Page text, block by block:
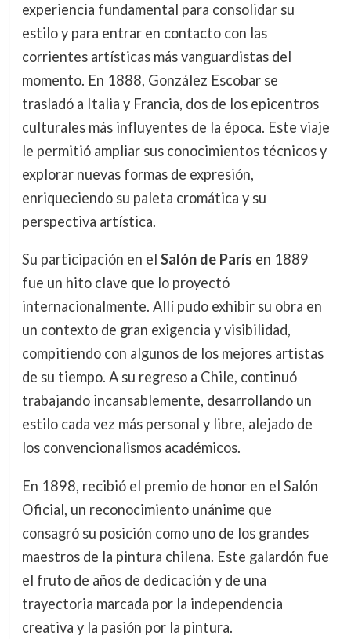
experiencia fundamental para consolidar su
estilo y para entrar en contacto con las
corrientes artísticas más vanguardistas del
momento. En 1888, González Escobar se
trasladó a Italia y Francia, dos de los epicentros
culturales más influyentes de la época. Este viaje
le permitió ampliar sus conocimientos técnicos y
explorar nuevas formas de expresión,
enriqueciendo su paleta cromática y su
perspectiva artística.
Su participación en el Salón de París en 1889
fue un hito clave que lo proyectó
internacionalmente. Allí pudo exhibir su obra en
un contexto de gran exigencia y visibilidad,
compitiendo con algunos de los mejores artistas
de su tiempo. A su regreso a Chile, continuó
trabajando incansablemente, desarrollando un
estilo cada vez más personal y libre, alejado de
los convencionalismos académicos.
En 1898, recibió el premio de honor en el Salón
Oficial, un reconocimiento unánime que
consagró su posición como uno de los grandes
maestros de la pintura chilena. Este galardón fue
el fruto de años de dedicación y de una
trayectoria marcada por la independencia
creativa y la pasión por la pintura.